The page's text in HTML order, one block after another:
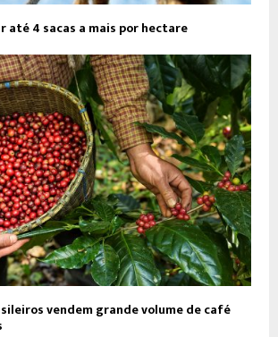
até 4 sacas a mais por hectare
vendem grande volume de café